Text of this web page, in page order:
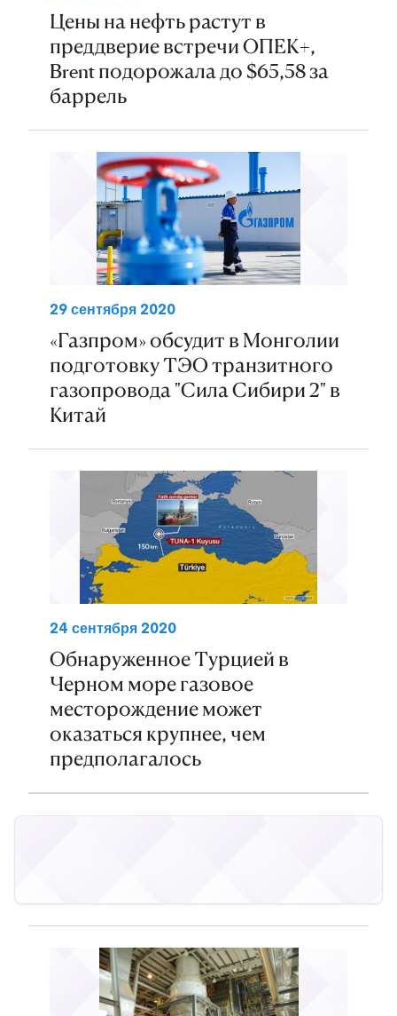
Цены на нефть растут в
преддверие встречи ОПЕК+,
Brent подорожала до $65,58 за
баррель
29 сентября 2020
«Газпром» обсудит в Монголии
подготовку ТЭО транзитного
газопровода "Сила Сибири 2" в
Китай
24 сентября 2020
Обнаруженное Турцией в
Черном море газовое
месторождение может
оказаться крупнее, чем
предполагалось